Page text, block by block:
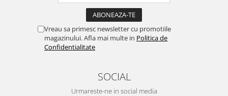
Vreau sa primesc newsletter cu promotiile
magazinului. Afla mai multe in Politica de
Confidentialitate
SOCIAL
Urmareste-ne in social media